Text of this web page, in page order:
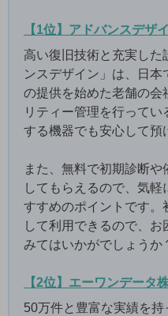
【1位】アドバンスデザ
高い復旧技術と充実した
ンスデザイン」は、日本
の提供を始めた老舗の会
リティー管理を行って
する機器でも安心して預
また、無料で初期診断
してもらえるので、気
すすめのポイントです。
して利用できるので、
みてはいかがでしょうか
【2位】エーワンデータ
50万件と豊富な実績を